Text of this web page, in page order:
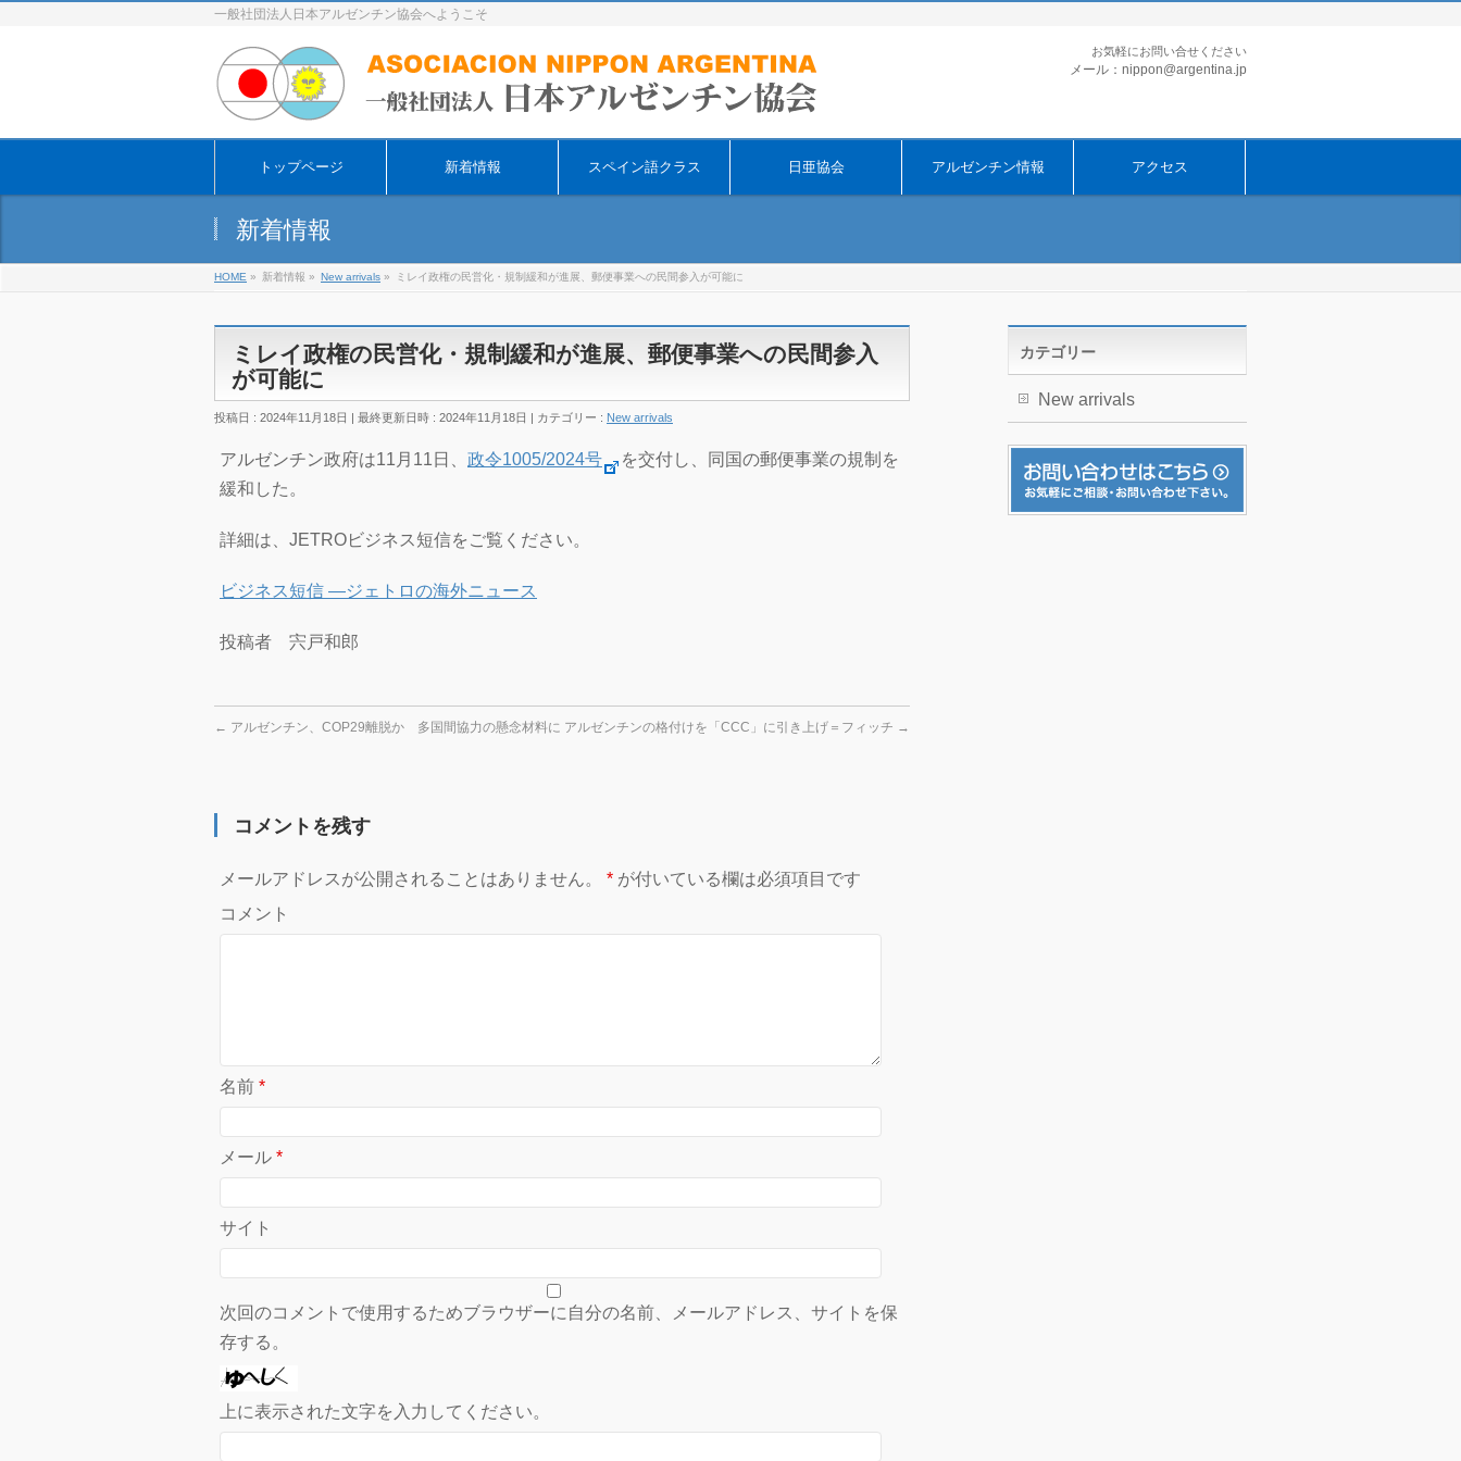
一般社団法人日本アルゼンチン協会へようこそ
お気軽にお問い合せください
メール：nippon@argentina.jp
トップページ 新着情報 スペイン語クラス 日亜協会 アルゼンチン情報 アクセス
新着情報
HOME » 新着情報 » New arrivals » ミレイ政権の民営化・規制緩和が進展、郵便事業への民間参入が可能に
ミレイ政権の民営化・規制緩和が進展、郵便事業への民間参入
が可能に
投稿日 : 2024年11月18日 最終更新日時 : 2024年11月18日 カテゴリー : New arrivals
アルゼンチン政府は11月11日、 政令1005/2024号
を交付し、同国の郵便事業の規制を
緩和した。
詳細は、JETROビジネス短信をご覧ください。
ビジネス短信 ―ジェトロの海外ニュース
投稿者 宍戸和郎
← アルゼンチン、COP29離脱か 多国間協力の懸念材料に アルゼンチンの格付けを「CCC」に引き上げ＝フィッチ →
コメントを残す
メールアドレスが公開されることはありません。 * が付いている欄は必須項目です
コメント
名前 *
メール *
サイト
次回のコメントで使用するためブラウザーに自分の名前、メールアドレス、サイトを保
存する。
上に表示された文字を入力してください。
カテゴリー
New arrivals